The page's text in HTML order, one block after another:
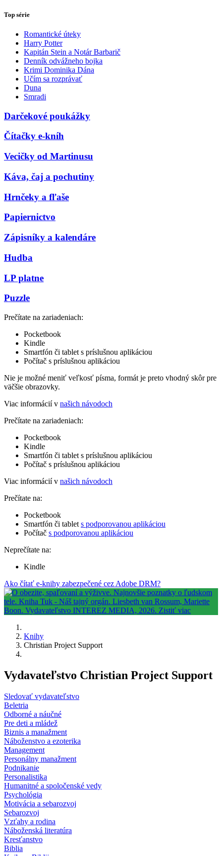
Top série
Romantické úteky
Harry Potter
Kapitán Stein a Notár Barbarič
Denník odvážneho bojka
Krimi Dominika Dána
Učím sa rozprávať
Duna
Smradi
Darčekové poukážky
Čítačky e-kníh
Vecičky od Martinusu
Káva, čaj a pochutiny
Hrnčeky a fľaše
Papiernictvo
Zápisníky a kalendáre
Hudba
LP platne
Puzzle
Prečítate na zariadeniach:
Pocketbook
Kindle
Smartfón či tablet s príslušnou aplikáciou
Počítač s príslušnou aplikáciou
Nie je možné meniť veľkosť písma, formát je preto vhodný skôr pre
väčšie obrazovky.
Viac informácií v našich návodoch
Prečítate na zariadeniach:
Pocketbook
Kindle
Smartfón či tablet s príslušnou aplikáciou
Počítač s príslušnou aplikáciou
Viac informácií v našich návodoch
Prečítate na:
Pocketbook
Smartfón či tablet s podporovanou aplikáciou
Počítač s podporovanou aplikáciou
Neprečítate na:
Kindle
Ako čítať e-knihy zabezpečené cez Adobe DRM?
Knihy
Christian Project Support
Vydavateľstvo Christian Project Support
Sledovať vydavateľstvo
Beletria
Odborné a náučné
Pre deti a mládež
Biznis a manažment
Náboženstvo a ezoterika
Management
Personálny manažment
Podnikanie
Personalistika
Humanitné a spoločenské vedy
Psychológia
Motivácia a sebarozvoj
Sebarozvoj
Vzťahy a rodina
Náboženská literatúra
Kresťanstvo
Biblia